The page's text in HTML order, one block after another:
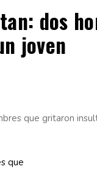
dos
joven
que gritaron
que